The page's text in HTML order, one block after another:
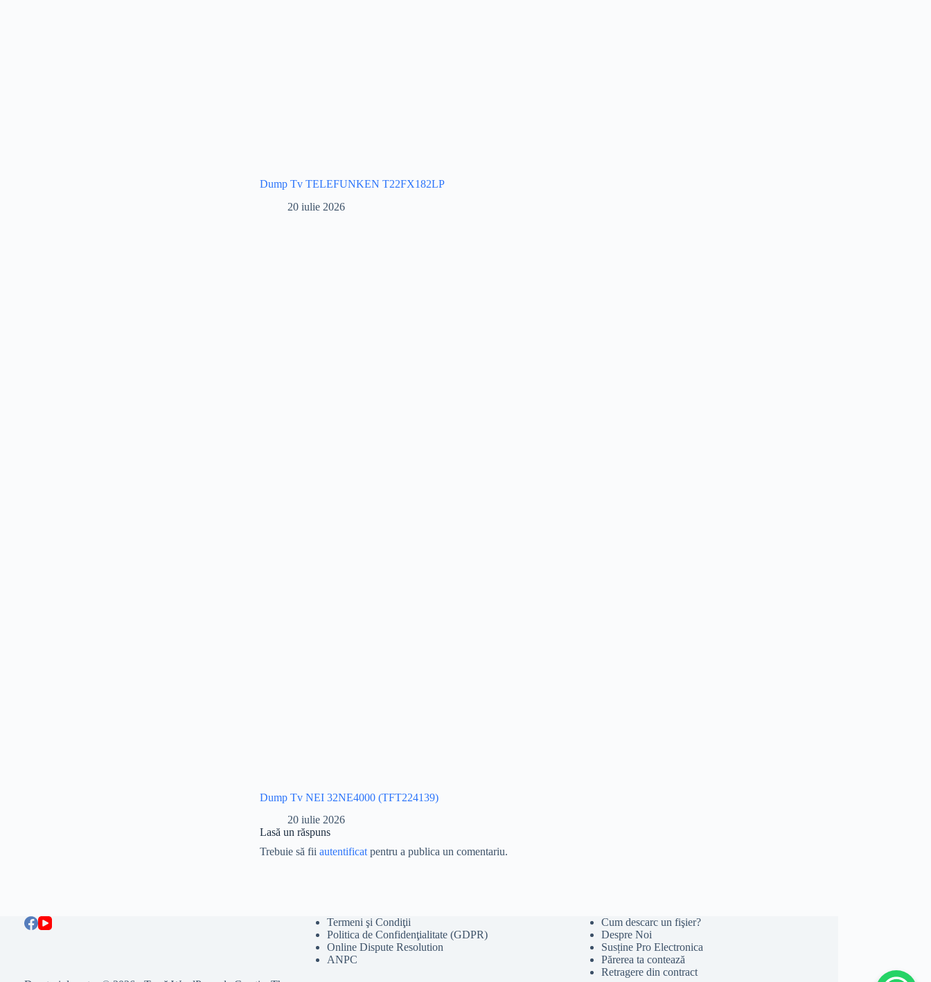
Dump Tv TELEFUNKEN T22FX182LP
20 iulie 2026
Dump Tv NEI 32NE4000 (TFT224139)
20 iulie 2026
Lasă un răspuns
Trebuie să fii autentificatpentru a publica un comentariu.
Termeni şi Condiţii
Politica de Confidenţialitate (GDPR)
Online Dispute Resolution
ANPC
Cum descarc un fişier?
Despre Noi
Susține Pro Electronica
Părerea ta contează
Retragere din contract